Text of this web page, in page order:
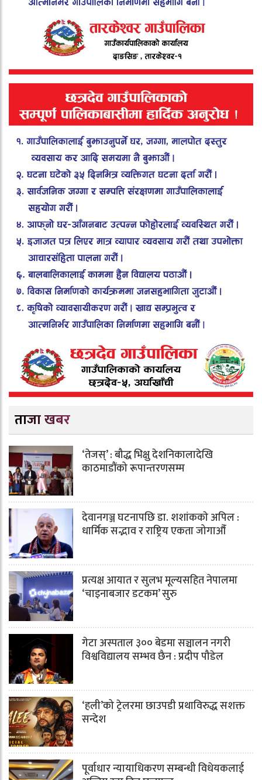
ताजा खबर
‘तेजस्’ : बौद्ध भिक्षु देशनिकालादेखि
काठमाडौंको रूपान्तरणसम्म
देवानगञ्ज घटनापछि डा. शशांककाे अपिल :
धार्मिक सद्भाव र राष्ट्रिय एकता जोगाऔँ
प्रत्यक्ष आयात र सुलभ मूल्यसहित नेपालमा
‘चाइनाबजार डटकम’ सुरु
गेटा अस्पताल ३०० बेडमा सञ्चालन नगरी
विश्वविद्यालय सम्भव छैन : प्रदीप पौडेल
‘हली’को ट्रेलरमा छाउपडी प्रथाविरुद्ध सशक्त
सन्देश
पूर्वाधार न्यायाधिकरण सम्बन्धी विधेयकलाई